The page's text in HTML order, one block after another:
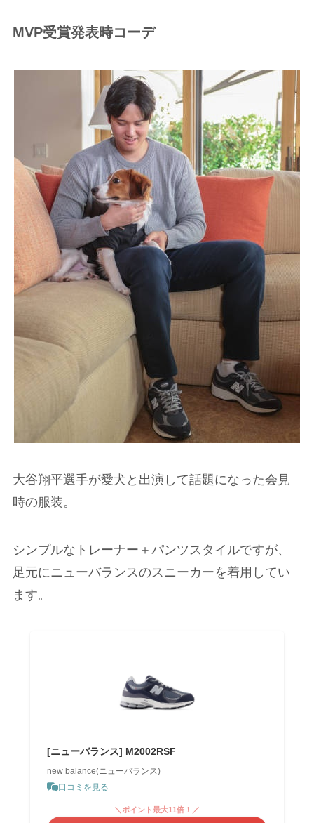
MVP受賞発表時コーデ
大谷翔平選手が愛犬と出演して話題になった会見
時の服装。
シンプルなトレーナー＋パンツスタイルですが、
足元にニューバランスのスニーカーを着用してい
ます。
[ニューバランス] M2002RSF
new balance(ニューバランス)
口コミを見る
＼ポイント最大11倍！／